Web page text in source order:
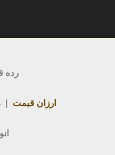
رده
ارزان قیمت